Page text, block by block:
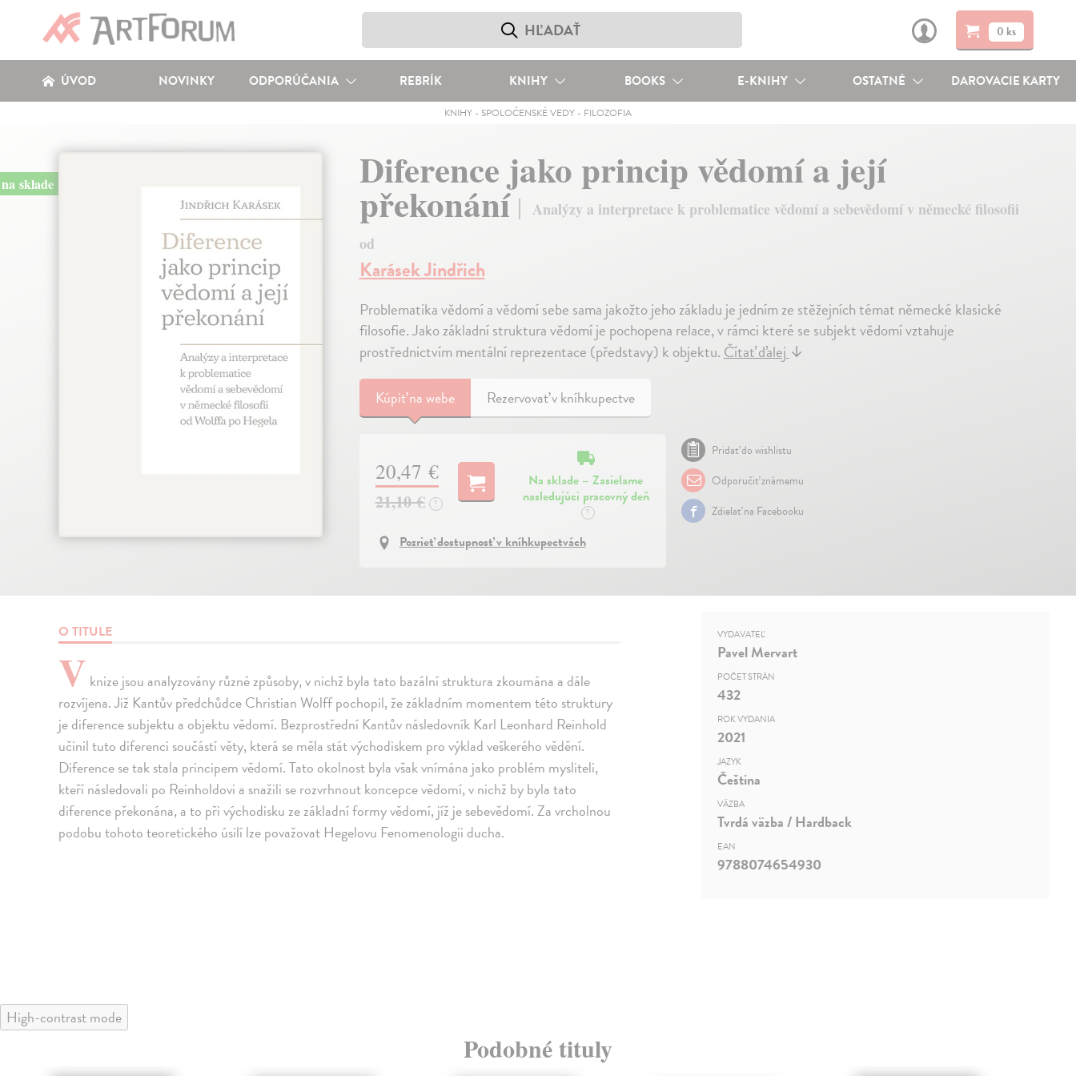
0 ks
ÚVOD NOVINKY ODPORÚČANIA REBRÍK KNIHY BOOKS E-KNIHY OSTATNÉ DAROVACIE KARTY
KNIHY- SPOLOČENSKÉ VEDY- FILOZOFIA
na sklade Diference jako princip vědomí a její
překonání
Analýzy a interpretace k problematice vědomí a sebevědomí v německé filosofii
od
Karásek Jindřich
Problematika vědomí a vědomí sebe sama jakožto jeho základu je jedním ze stěžejních témat německé klasické
filosofie. Jako základní struktura vědomí je pochopena relace, v rámci které se subjekt vědomí vztahuje
prostřednictvím mentální reprezentace (představy) k objektu.Čítať ďalej↓
Kúpiťna webe Rezervovať v kníhkupectve
20,47 €
21,10 € ?
Na sklade – Zasielame
nasledujúci pracovný deň
?
Pozrieť dostupnosť v kníhkupectvách
Pridať do wishlistu
Odporučiť známemu
Zdielať na Facebooku
O TITULE
V knize jsou analyzovány různé způsoby, v nichž byla tato bazální struktura zkoumána a dále
rozvíjena. Již Kantův předchůdce Christian Wolff pochopil, že základním momentem této struktury
je diference subjektu a objektu vědomí. Bezprostřední Kantův následovník Karl Leonhard Reinhold
učinil tuto diferenci součástí věty, která se měla stát východiskem pro výklad veškerého vědění.
Diference se tak stala principem vědomí. Tato okolnost byla však vnímána jako problém mysliteli,
kteří následovali po Reinholdovi a snažili se rozvrhnout koncepce vědomí, v nichž by byla tato
diference překonána, a to při východisku ze základní formy vědomí, jíž je sebevědomí. Za vrcholnou
podobu tohoto teoretického úsilí lze považovat Hegelovu Fenomenologii ducha.
VYDAVATEĽ
Pavel Mervart
POČET STRÁN
432
ROK VYDANIA
2021
JAZYK
Čeština
VÄZBA
Tvrdá väzba / Hardback
EAN
9788074654930
High-contrast mode
Podobné tituly